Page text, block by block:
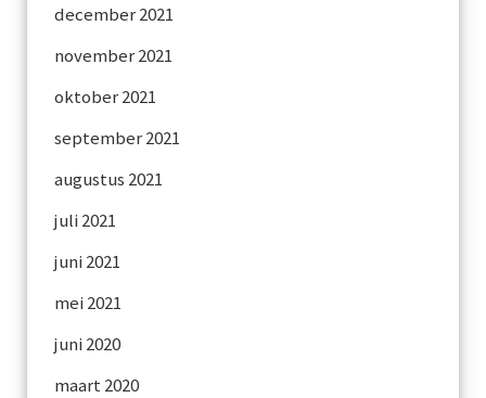
december 2021
november 2021
oktober 2021
september 2021
augustus 2021
juli 2021
juni 2021
mei 2021
juni 2020
maart 2020